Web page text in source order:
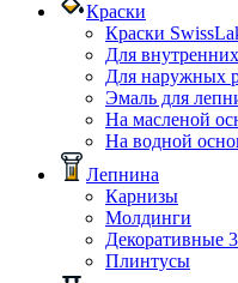
Краски
Краски
Для
Для наружных
Эмаль для
На масленой
На водной
Лепнина
Карнизы
Молдинги
Декоративные
Плинтусы